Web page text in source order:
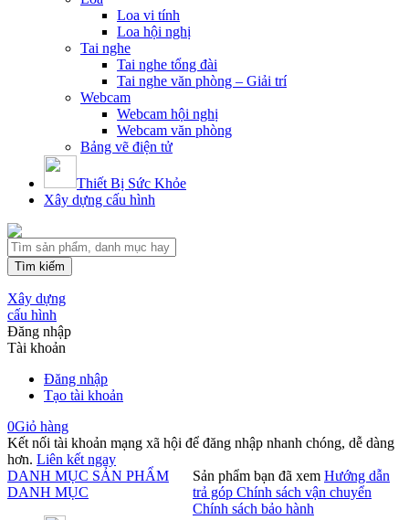
Loa vi tính
Loa hội nghị
Tai nghe
Tai nghe tổng đài
Tai nghe văn phòng – Giải trí
Webcam
Webcam hội nghị
Webcam văn phòng
Bảng vẽ điện tử
Thiết Bị Sức Khỏe
Xây dựng cấu hình
Tìm kiếm
Xây dựng
cấu hình
Đăng nhập
Tài khoản
Đăng nhập
Tạo tài khoản
0Giỏ hàng
Kết nối tài khoản mạng xã hội để đăng nhập nhanh chóng, dễ dàng
hơn. Liên kết ngay
DANH MỤC SẢN PHẨM
DANH MỤC
Sản phẩm bạn đã xem Hướng dẫn
trả góp Chính sách vận chuyển
Chính sách bảo hành